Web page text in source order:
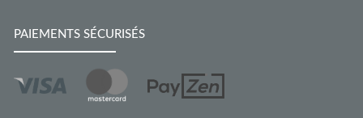
PAIEMENTS SÉCURISÉS